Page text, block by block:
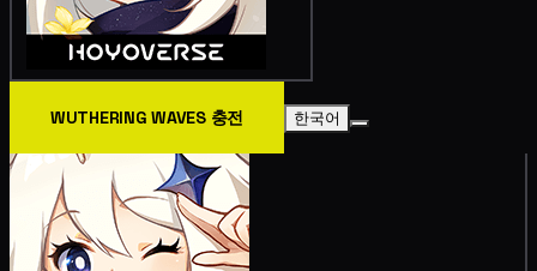
WUTHERING WAVES 충전 한국어